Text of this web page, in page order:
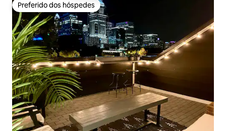
Preferido dos hóspedes
Preferido dos hóspedes